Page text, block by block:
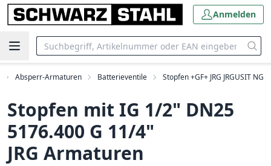
Anmelden
Absperr-Armaturen Batterieventile Stopfen +GF+ JRG JRGUSIT NG
Stopfen mit IG 1/2" DN25
5176.400 G 11/4"
JRG Armaturen